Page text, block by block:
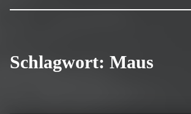
Schlagwort: Maus